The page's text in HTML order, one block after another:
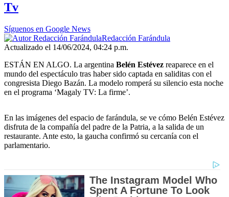
minutes,
23
seconds
Tv
Síguenos en Google News
Redacción Farándula
Actualizado el 14/06/2024, 04:24 p.m.
ESTÁN EN ALGO. La argentina Belén Estévez reaparece en el
mundo del espectáculo tras haber sido captada en saliditas con el
congresista Diego Bazán. La modelo romperá su silencio esta noche
en el programa ‘Magaly TV: La firme’.
En las imágenes del espacio de farándula, se ve cómo Belén Estévez
disfruta de la compañía del padre de la Patria, a la salida de un
restaurante. Ante esto, la gaucha confirmó su cercanía con el
parlamentario.